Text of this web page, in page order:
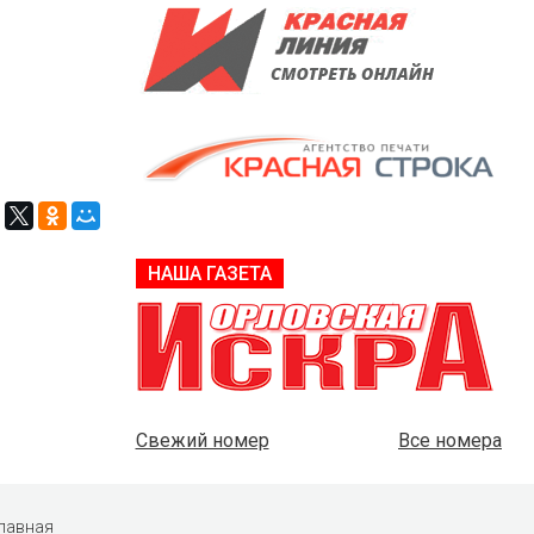
НАША ГАЗЕТА
Свежий номер Все номера